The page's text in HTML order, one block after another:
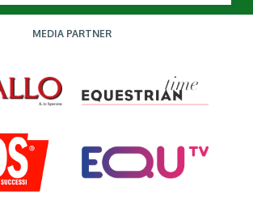
MEDIA PARTNER